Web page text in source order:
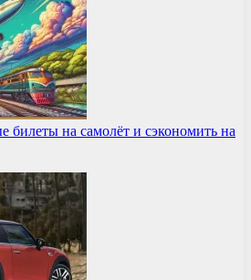
билеты на самолёт и сэкономить на